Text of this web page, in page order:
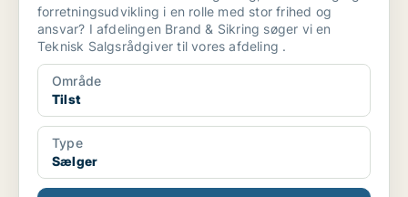
forretningsudvikling i en rolle med stor frihed og
ansvar? I afdelingen Brand & Sikring søger vi en
Teknisk Salgsrådgiver til vores afdeling .
Område
Tilst
Type
Sælger